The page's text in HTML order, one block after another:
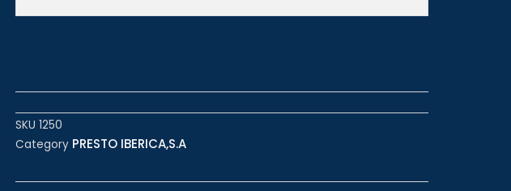
SKU 1250
Category PRESTO IBERICA,S.A